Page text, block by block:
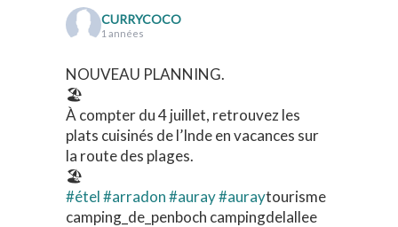
CURRYCOCO
1 années
NOUVEAU PLANNING.
🏖️
À compter du 4 juillet, retrouvez les
plats cuisinés de l’Inde en vacances sur
la route des plages.
🏖️
#étel#arradon#auray#auraytourisme
camping_de_penboch campingdelallee